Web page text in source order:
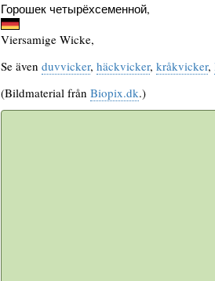
Горошек четырёхсеменной,
Viersamige Wicke,
Se även duvvicker, häckvicker, kråkvicker,
(Bildmaterial från Biopix.dk.)